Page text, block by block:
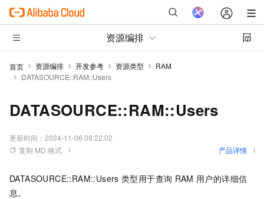
资源编排
首页 资源编排 开发参考 资源类型
RAM
DATASOURCE::RAM::Users
DATASOURCE::RAM::Users
更新时间： 2024-11-06 08:22:02
复制 MD 格式
产品详情
DATASOURCE::RAM::Users 类型用于查询 RAM 用户的详细信
息。